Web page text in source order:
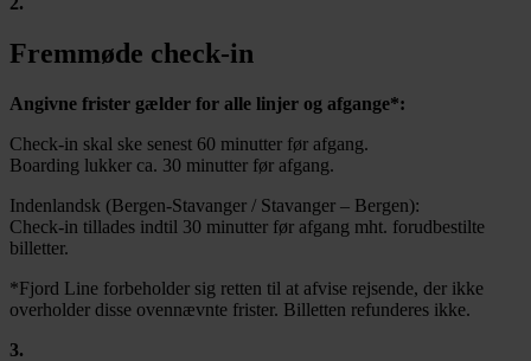
Fremmøde check-in
Angivne frister gælder for alle linjer og afgange*:
Check-in skal ske senest 60 minutter før afgang.
Boarding lukker ca. 30 minutter før afgang.
Indenlandsk (Bergen-Stavanger / Stavanger – Bergen):
Check-in tillades indtil 30 minutter før afgang mht. forudbestilte
billetter.
*Fjord Line forbeholder sig retten til at afvise rejsende, der ikke
overholder disse ovennævnte frister. Billetten refunderes ikke.
3.